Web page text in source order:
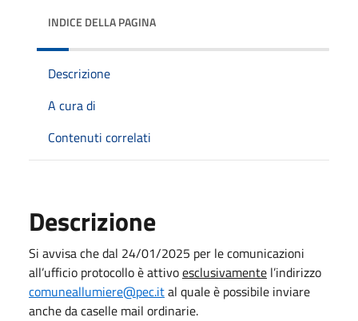
INDICE DELLA PAGINA
Descrizione
A cura di
Contenuti correlati
Descrizione
Si avvisa che dal 24/01/2025 per le comunicazioni
all’ufficio protocollo è attivoesclusivamente l’indirizzo
comuneallumiere@pec.ital quale è possibile inviare
anche da caselle mail ordinarie.